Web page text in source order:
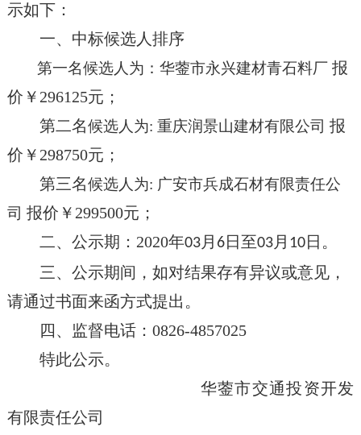
示如下：
一、 中标候选人排序
第一名候选人为：华蓥市永兴建材青石料厂 报
价￥ 296125元；
第二名候选人为: 重庆润景山建材有限公司 报
价￥ 298750元；
第三名候选人为: 广安市兵成石材有限责任公
司 报价￥ 299500元；
二、公示期： 2020年03月 6日至03月 10日。
三、公示期间，如对结果存有异议或意见，
请通过书面来函方式提出。
四、监督电话： 0826-4857025
特此公示。
华蓥市交通投资开发
有限责任公司